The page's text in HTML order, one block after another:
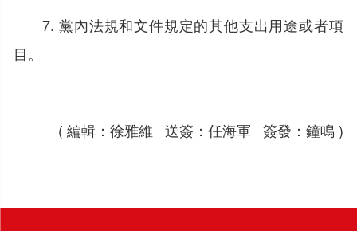
7. 黨內法規和文件規定的其他支出用途或者項
目。
( 編輯：徐雅維 送簽：任海軍 簽發：鐘鳴 )